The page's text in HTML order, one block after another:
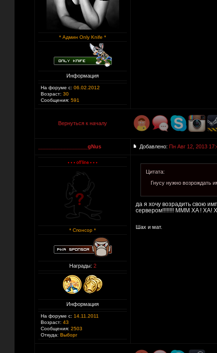
* Админ Only Knife *
Информация
На форуме с: 06.02.2012
Возраст: 30
Сообщения: 591
Вернуться к началу
_________________gNus Добавлено: Пн Авг 12, 2013
* Спонсор *
Награды: 2
Информация
На форуме с: 14.11.2011
Возраст: 43
Сообщения: 2503
Откуда: Выборг
Цитата:
Гнусу нужно возрождать
да я хочу возрадить свою
сервером!!!!!!!! МММ XA ! XA!
Шах и мат.